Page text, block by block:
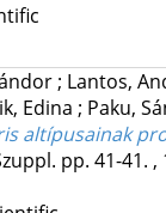
; Lantos,
Edina ; Paku,
altípusainak
pp. 41-41.